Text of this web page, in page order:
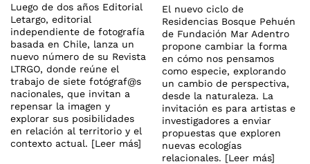
Luego de dos años Editorial
Letargo, editorial
independiente de fotografía
basada en Chile, lanza un
nuevo número de su Revista
LTRGO, donde reúne el
trabajo de siete fotógraf@s
nacionales, que invitan a
repensar la imagen y
explorar sus posibilidades
en relación al territorio y el
contexto actual. [Leer más]
El nuevo ciclo de
Residencias Bosque Pehuén
de Fundación Mar Adentro
propone cambiar la forma
en cómo nos pensamos
como especie, explorando
un cambio de perspectiva,
desde la naturaleza. La
invitación es para artistas e
investigadores a enviar
propuestas que exploren
nuevas ecologías
relacionales. [Leer más]